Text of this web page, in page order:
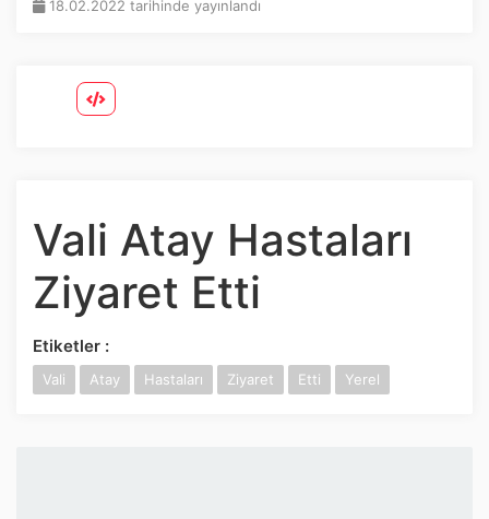
Sosyal Medya
Google Play
18.02.2022 tarihinde yayınlandı
Vali Atay Hastaları
Ziyaret Etti
Etiketler :
Vali Atay Hastaları Ziyaret Etti Yerel